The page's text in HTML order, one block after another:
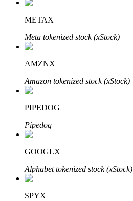
METAX
Meta tokenized stock (xStock)
AMZNX
Amazon tokenized stock (xStock)
PIPEDOG
Pipedog
GOOGLX
Alphabet tokenized stock (xStock)
SPYX